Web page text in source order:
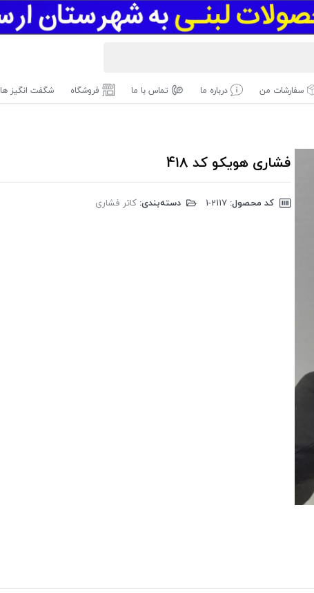
سفارشات من درباره ما تماس با ما فروشگاه شگفت انگیز ها
فشاری هویکو کد 418
کد محصول: دسته‌بندی: کاتر فشاری